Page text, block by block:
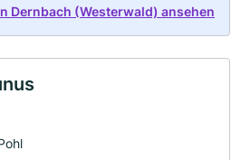
Dernbach (Westerwald) ansehen